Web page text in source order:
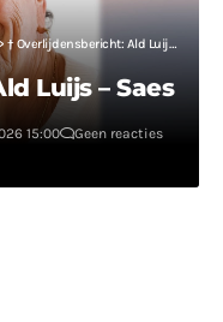
† Overlijdensbericht: Ald Luijs – Saes
Luijs – Saes
15:00
Geen reacties